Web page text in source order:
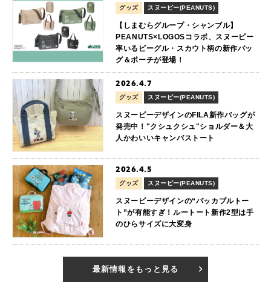
グッズ スヌーピー(PEANUTS)
【しまむらグループ・シャンブル】
PEANUTS×LOGOSコラボ、スヌーピー
率いるビーグル・スカウト柄の新作バッ
グ＆ポーチが登場！
2026.4.7
グッズ スヌーピー(PEANUTS)
スヌーピーデザインのFILA新作バッグが
発売中！"クシュクシュ"ショルダー＆大
人かわいいキャンバストート
2026.4.5
グッズ スヌーピー(PEANUTS)
スヌーピーデザインの“パッカブルトー
ト”が有能すぎ！ルートート新作2型は手
のひらサイズに大変身
最新情報をもっと見る